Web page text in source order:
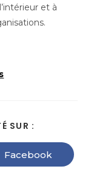
et à
SUR :
Facebook